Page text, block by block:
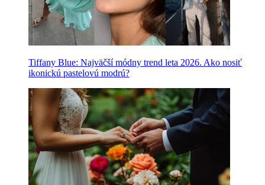
Tiffany Blue: Najväčší módny trend leta 2026. Ako nosiť
ikonickú pastelovú modrú?